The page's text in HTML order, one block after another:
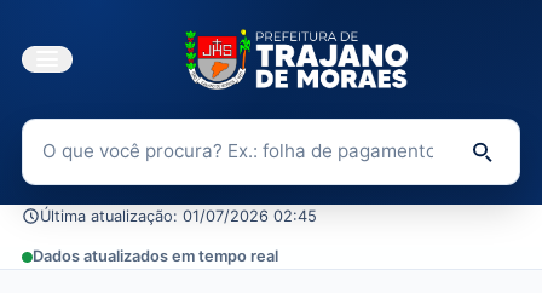
Buscar no Portal da Transparência
Última atualização: 01/07/2026 02:45
Dados atualizados em tempo real